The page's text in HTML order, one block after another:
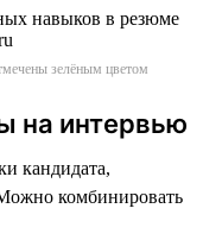
зелёным цветом
на интервью
кандидата,
комбинировать